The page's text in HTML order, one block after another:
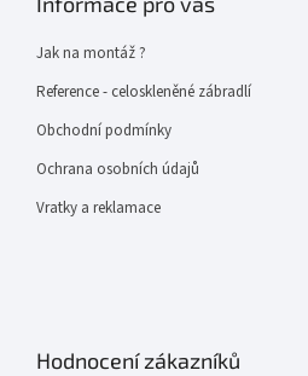
Jak na montáž ?
Reference - celoskleněné zábradlí
Obchodní podmínky
Ochrana osobních údajů
Vratky a reklamace
Hodnocení zákazníků